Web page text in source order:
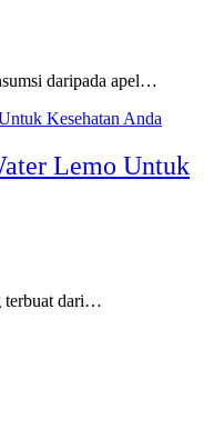
daripada apel…
Lemo Untuk
terbuat dari…